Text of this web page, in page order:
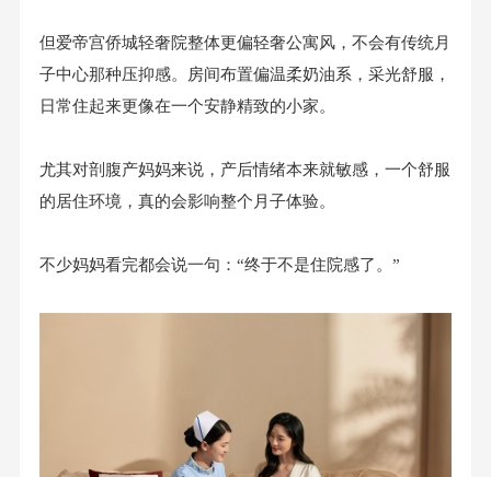
但爱帝宫侨城轻奢院整体更偏轻奢公寓风，不会有传统月
子中心那种压抑感。房间布置偏温柔奶油系，采光舒服，
日常住起来更像在一个安静精致的小家。
尤其对剖腹产妈妈来说，产后情绪本来就敏感，一个舒服
的居住环境，真的会影响整个月子体验。
不少妈妈看完都会说一句：“终于不是住院感了。”